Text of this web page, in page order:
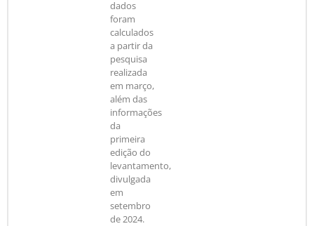
dados
foram
calculados
a partir da
pesquisa
realizada
em março,
além das
informações
da
primeira
edição do
levantamento,
divulgada
em
setembro
de 2024.